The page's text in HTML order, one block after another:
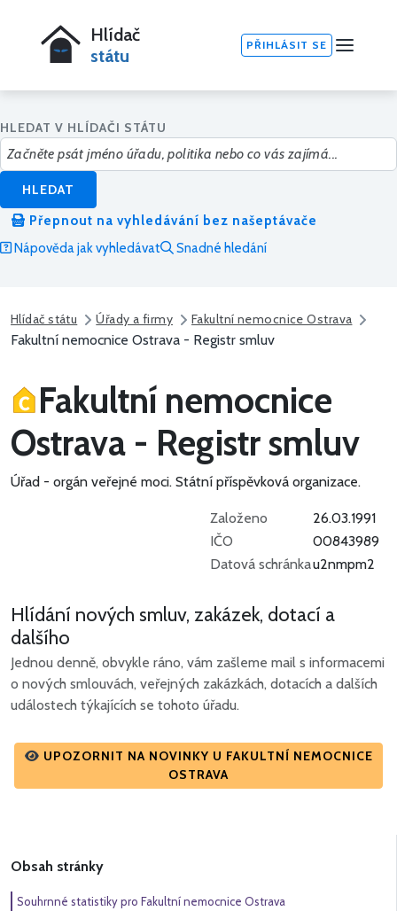
Hlídač
státu
PŘIHLÁSIT SE
HLEDAT V HLÍDAČI STÁTU
HLEDAT
Přepnout na vyhledávání bez našeptávače
Nápověda jak vyhledávat
Snadné hledání
Hlídač státu Úřady a firmy Fakultní nemocnice Ostrava
Fakultní nemocnice Ostrava - Registr smluv
Fakultní nemocnice
Ostrava - Registr smluv
Úřad - orgán veřejné moci. Státní příspěvková organizace.
Založeno
26.03.1991
IČO
00843989
Datová schránkau2nmpm2
Hlídání nových smluv, zakázek, dotací a
dalšího
Jednou denně, obvykle ráno, vám zašleme mail s informacemi
o nových smlouvách, veřejných zakázkách, dotacích a dalších
událostech týkajících se tohoto úřadu.
UPOZORNIT NA NOVINKY U FAKULTNÍ NEMOCNICE
OSTRAVA
Obsah stránky
Souhrnné statistiky pro Fakultní nemocnice Ostrava